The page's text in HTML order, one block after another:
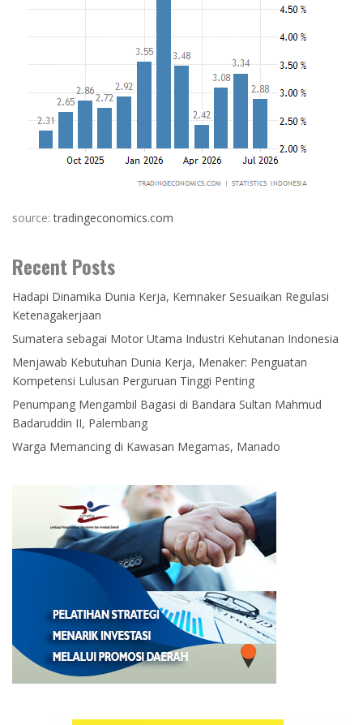
source:tradingeconomics.com
Recent Posts
Hadapi Dinamika Dunia Kerja, Kemnaker Sesuaikan Regulasi
Ketenagakerjaan
Sumatera sebagai Motor Utama Industri Kehutanan Indonesia
Menjawab Kebutuhan Dunia Kerja, Menaker: Penguatan
Kompetensi Lulusan Perguruan Tinggi Penting
Penumpang Mengambil Bagasi di Bandara Sultan Mahmud
Badaruddin II, Palembang
Warga Memancing di Kawasan Megamas, Manado